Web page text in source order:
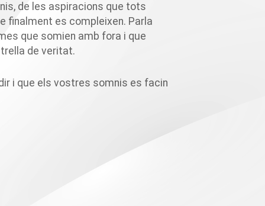
de les aspiracions que tots
finalment es compleixen. Parla
que somien amb fora i que
de veritat.
i que els vostres somnis es facin